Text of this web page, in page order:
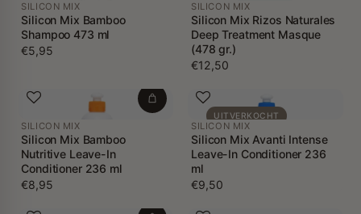
SILICON MIX
Silicon Mix Bamboo
Shampoo 473 ml
€5,95
SILICON MIX
Silicon Mix Rizos Naturales
Deep Treatment Masque
(478 gr.)
€12,50
SILICON MIX
Silicon Mix Bamboo
Nutritive Leave-In
Conditioner 236 ml
€8,95
UITVERKOCHT
SILICON MIX
Silicon Mix Avanti Intense
Leave-In Conditioner 236
ml
€9,50